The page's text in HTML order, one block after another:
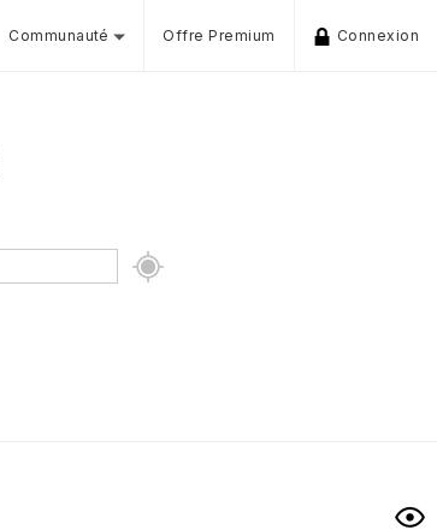
Communauté Offre Premium Connexion